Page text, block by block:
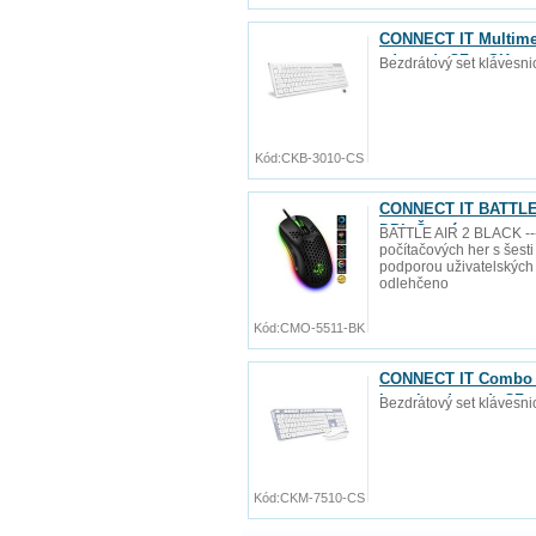
CONNECT IT
zdarma), CZ + SK
Bezdrátový set
Kód:CKB-3010-CS
CONNECT IT
DPI, Černá
BATTLE AIR 2 BLACK
počítačových her s
podporou
odlehčeno
Kód:CMO-5511-BK
CONNECT IT
baterie zdarma), CZ
Bezdrátový set
Kód:CKM-7510-CS